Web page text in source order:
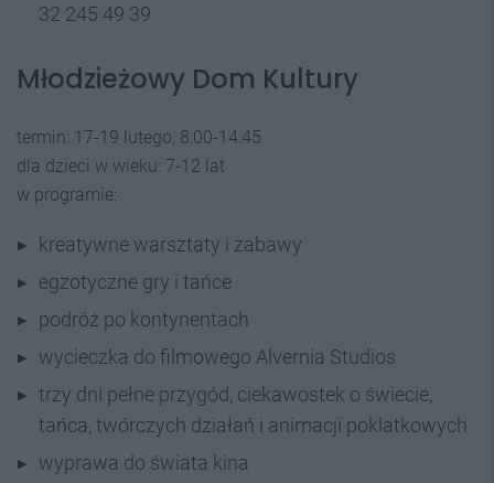
32 245 49 39
Młodzieżowy Dom Kultury
termin: 17-19 lutego, 8:00-14:45
dla dzieci w wieku: 7-12 lat
w programie:
kreatywne warsztaty i zabawy
egzotyczne gry i tańce
podróż po kontynentach
wycieczka do filmowego Alvernia Studios
trzy dni pełne przygód, ciekawostek o świecie,
tańca, twórczych działań i animacji poklatkowych
wyprawa do świata kina